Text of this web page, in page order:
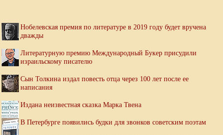
Нобелевская премия по литературе в 2019 году будет вручена
дважды
Литературную премию Международный Букер присудили
израильскому писателю
Сын Толкина издал повесть отца через 100 лет после ее
написания
Издана неизвестная сказка Марка Твена
В Петербурге появились будки для звонков советским поэтам